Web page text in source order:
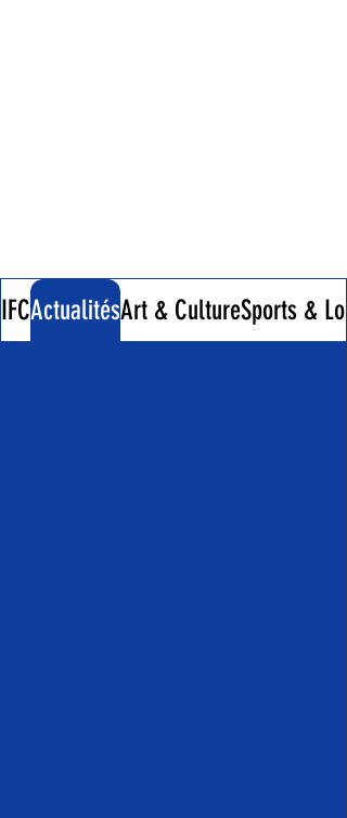
IFCActualitésArt & CultureSports &